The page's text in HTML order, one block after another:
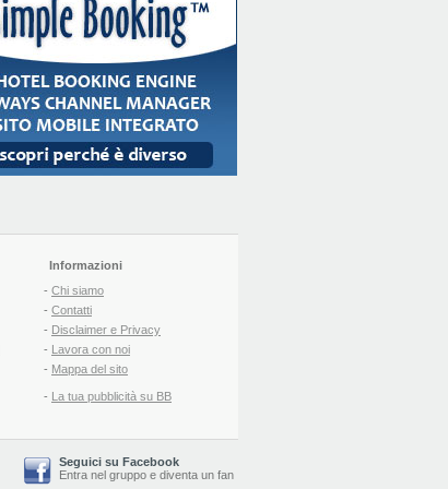
Informazioni
- Chi siamo
- Contatti
- Disclaimer e Privacy
- Lavora con noi
- Mappa del sito
- La tua pubblicità su BB
Seguici su Facebook
Entra nel gruppo e diventa un fan